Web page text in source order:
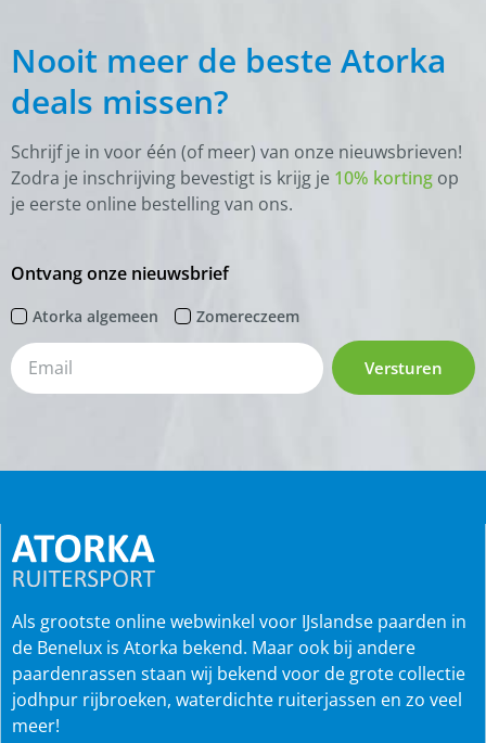
Nooit meer de beste Atorka
deals missen?
Schrijf je in voor één (of meer) van onze nieuwsbrieven!
Zodra je inschrijving bevestigt is krijg je 10% korting op
je eerste online bestelling van ons.
Ontvang onze nieuwsbrief
Atorka algemeen Zomereczeem
Versturen
Als grootste online webwinkel voor IJslandse paarden in
de Benelux is Atorka bekend. Maar ook bij andere
paardenrassen staan wij bekend voor de grote collectie
jodhpur rijbroeken, waterdichte ruiterjassen en zo veel
meer!